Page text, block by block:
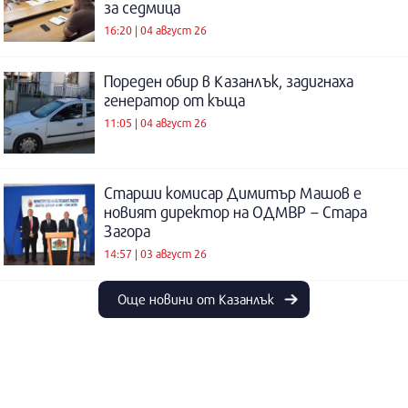
за седмица
16:20 | 04 август 26
Пореден обир в Казанлък, задигнаха
генератор от къща
11:05 | 04 август 26
Старши комисар Димитър Машов е
новият директор на ОДМВР – Стара
Загора
14:57 | 03 август 26
Още новини от Казанлък